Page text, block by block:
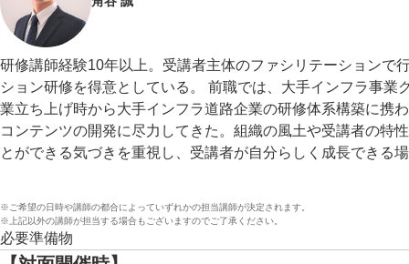
研修講師経験10年以上。受講者主体のファシリテーションで
ション研修を得意としている。 前職では、大手インフラ事
業立ち上げ時から大手インフラ道路企業の研修体系構築に携
コンテンツの開発に尽力してきた。組織の風土や受講者の特
とができる気づきを重視し、受講者が自分らしく成長できる
※ご希望の日時や講師の都合によっていずれかの担当講師が決定されます。
※上記以外の講師が担当する場合もございますのでご了承ください。
必要準備物